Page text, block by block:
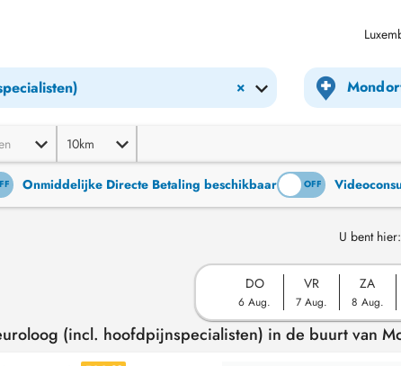
×
10km
Onmiddelijke Directe Betaling beschikbaar
ON OFF
U bent hier:
DO
6 Aug.
VR
7 Aug.
ZA
8 Aug.
(incl. hoofdpijnspecialisten) in de buurt van